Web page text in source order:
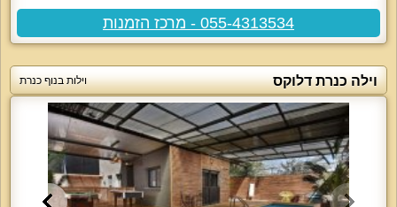
055-4313534 - מרכז הזמנות
וילה כנרת דלוקס וילות בנוף כנרת